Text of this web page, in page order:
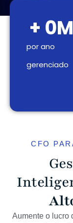
por ano
gerenciado
+ 0
CFO
Aumente o lucro